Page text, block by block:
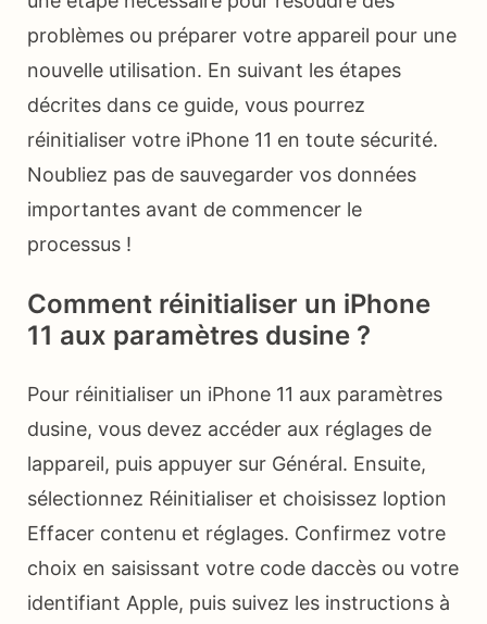
problèmes ou préparer votre appareil pour une
nouvelle utilisation. En suivant les étapes
décrites dans ce guide, vous pourrez
réinitialiser votre iPhone 11 en toute sécurité.
Noubliez pas de sauvegarder vos données
importantes avant de commencer le
processus !
Comment réinitialiser un iPhone
11 aux paramètres dusine ?
Pour réinitialiser un iPhone 11 aux paramètres
dusine, vous devez accéder aux réglages de
lappareil, puis appuyer sur Général. Ensuite,
sélectionnez Réinitialiser et choisissez loption
Effacer contenu et réglages. Confirmez votre
choix en saisissant votre code daccès ou votre
identifiant Apple, puis suivez les instructions à